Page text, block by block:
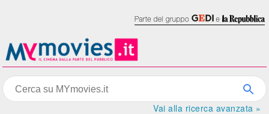
Vai alla ricerca avanzata »